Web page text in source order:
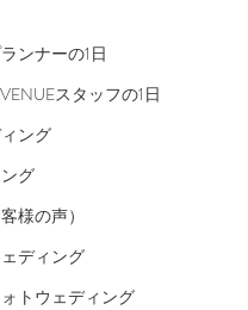
ンナーの1日
スタッフの1日
ング
グ
様の声）
ディング
トウェディング